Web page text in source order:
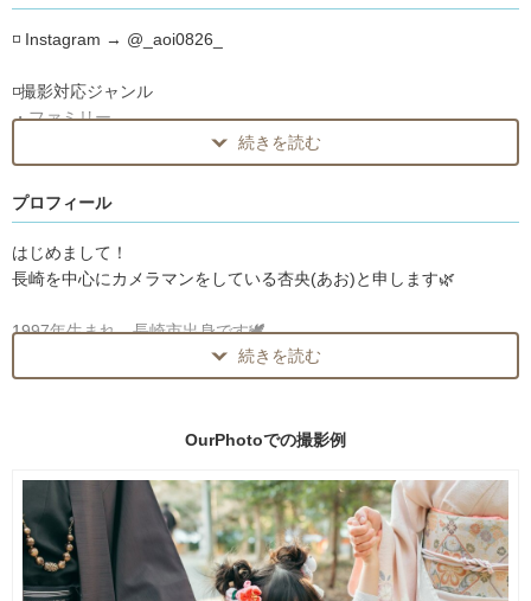
◽️ Instagram → @_aoi0826_
◽️撮影対応ジャンル
・ファミリー
・ウエディング
・お宮参り、七五三
・ナチュラルニューボーン
_ _ _ _ _ _ _ _ _ _ _ _ _ _ _ _ _ _ _ _ _ _ _ _
九州のさまざまな場所でこれまでウエディング撮影を行っています
おすすめの撮影場所のご提案も可能です！
是非たくさん残させてください𓂃 𓈒𓏸
🕊️ファミリー
「こどもの撮影不安だな...」というパパさんママさんも大丈夫✨
元小児科看護師で、お子さんと仲良くなるのは大の得意なので、安
続きを読む
プロフィール
はじめまして！
長崎を中心にカメラマンをしている杏央(あお)と申します🌿
1997年生まれ、長崎市出身です🕊️
元小児科看護師なので、お子さんとのコミュニケーションは得意で
◽️Instagram
作例たくさん載せていますので是非見ていただけると嬉しいです✨
@_aoi0826_
続きを読む
OurPhotoでの撮影例